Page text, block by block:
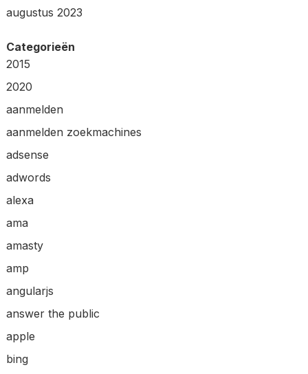
augustus 2023
Categorieën
2015
2020
aanmelden
aanmelden zoekmachines
adsense
adwords
alexa
ama
amasty
amp
angularjs
answer the public
apple
bing